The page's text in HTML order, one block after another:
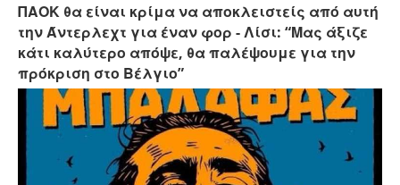
ΠΑΟΚ θα είναι κρίμα να αποκλειστείς από αυτή
την Άντερλεχτ για έναν φορ - ​​Λίσι: “Μας άξιζε
κάτι καλύτερο απόψε, θα παλέψουμε για την
πρόκριση στο Βέλγιο”